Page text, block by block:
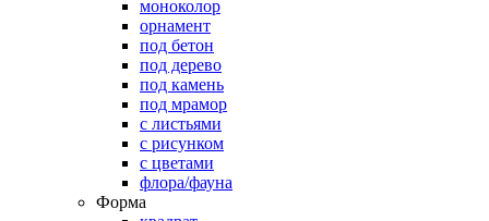
моноколор
орнамент
под бетон
под дерево
под камень
под мрамор
с листьями
с рисунком
с цветами
флора/фауна
Форма